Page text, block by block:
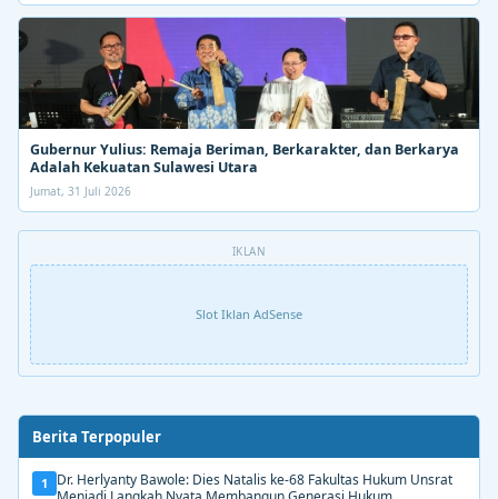
Gubernur Yulius: Remaja Beriman, Berkarakter, dan Berkarya
Adalah Kekuatan Sulawesi Utara
Jumat, 31 Juli 2026
IKLAN
Slot Iklan AdSense
Berita Terpopuler
1
Dr. Herlyanty Bawole: Dies Natalis ke-68 Fakultas Hukum Unsrat